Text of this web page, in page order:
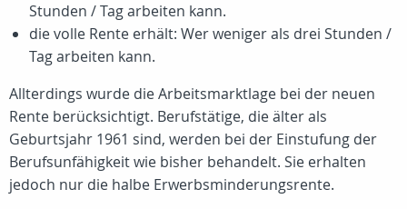
Stunden / Tag arbeiten kann.
die volle Rente erhält: Wer weniger als drei Stunden /
Tag arbeiten kann.
Allterdings wurde die Arbeitsmarktlage bei der neuen
Rente berücksichtigt. Berufstätige, die älter als
Geburtsjahr 1961 sind, werden bei der Einstufung der
Berufsunfähigkeit wie bisher behandelt. Sie erhalten
jedoch nur die halbe Erwerbsminderungsrente.